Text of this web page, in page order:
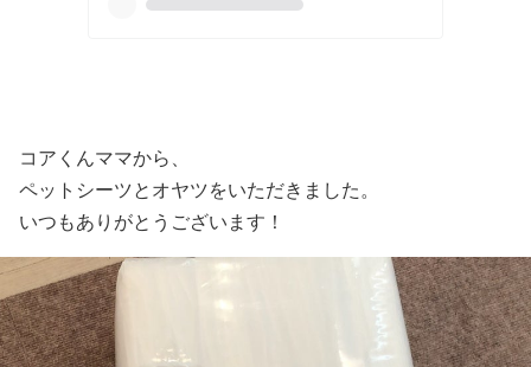
コアくんママから、
ペットシーツとオヤツをいただきました。
いつもありがとうございます！